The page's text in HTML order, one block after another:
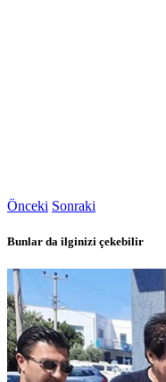
Önceki Sonraki
Bunlar da ilginizi çekebilir